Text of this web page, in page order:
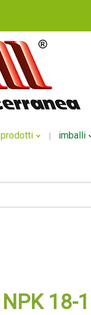
prodotti
NPK Liquidi
Ecodosi
imballi
NPK 18-